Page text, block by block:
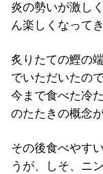
炎の勢いが激し
ん楽しくなって
炙りたての鰹の
でいただいたの
今まで食べた冷
のたたきの概念
その後食べやす
うが、しそ、ニ